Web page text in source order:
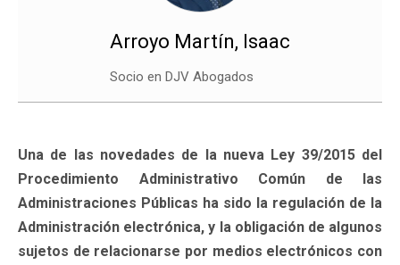
Arroyo Martín, Isaac
Socio en DJV Abogados
Una de las novedades de la nueva Ley 39/2015 del
Procedimiento Administrativo Común de las
Administraciones Públicas ha sido la regulación de la
Administración electrónica, y la obligación de algunos
sujetos de relacionarse por medios electrónicos con